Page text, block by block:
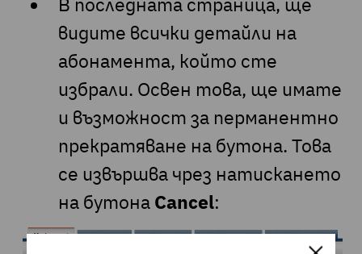
видите всички детайли на
абонамента, който сте
избрали. Освен това, ще имате
и възможност за перманентно
прекратяване на бутона. Това
се извършва чрез натискането
на бутона Cancel: